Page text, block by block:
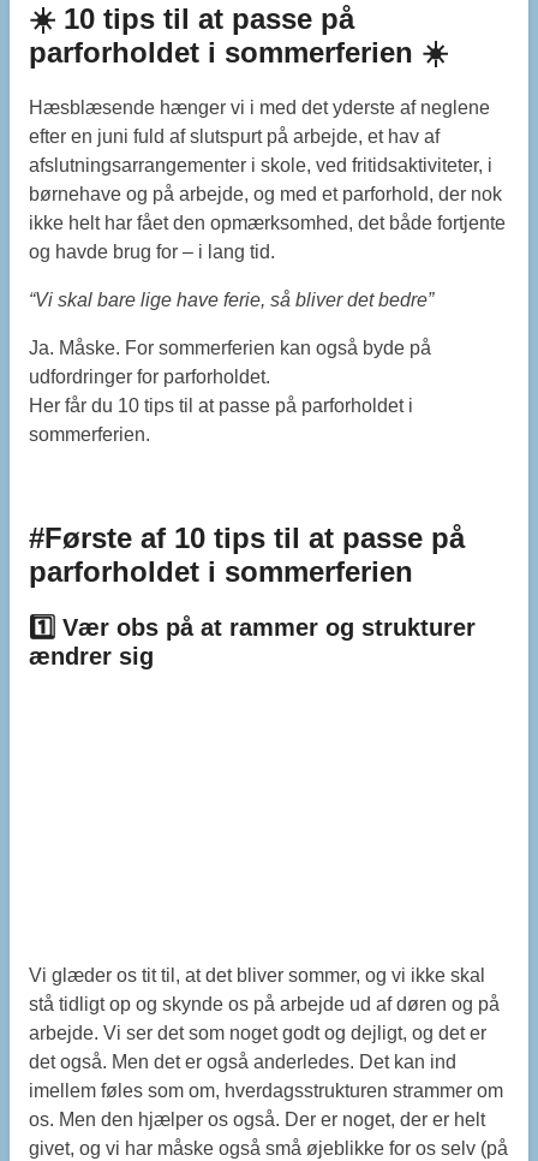
☀️ 10 tips til at passe på
parforholdet i sommerferien ☀️
Hæsblæsende hænger vi i med det yderste af neglene
efter en juni fuld af slutspurt på arbejde, et hav af
afslutningsarrangementer i skole, ved fritidsaktiviteter, i
børnehave og på arbejde, og med et parforhold, der nok
ikke helt har fået den opmærksomhed, det både fortjente
og havde brug for – i lang tid.
“Vi skal bare lige have ferie, så bliver det bedre”
Ja. Måske. For sommerferien kan også byde på
udfordringer for parforholdet.
Her får du 10 tips til at passe på parforholdet i
sommerferien.
#Første af 10 tips til at passe på
parforholdet i sommerferien
1️⃣ Vær obs på at rammer og strukturer
ændrer sig
Vi glæder os tit til, at det bliver sommer, og vi ikke skal
stå tidligt op og skynde os på arbejde ud af døren og på
arbejde. Vi ser det som noget godt og dejligt, og det er
det også. Men det er også anderledes. Det kan ind
imellem føles som om, hverdagsstrukturen strammer om
os. Men den hjælper os også. Der er noget, der er helt
givet, og vi har måske også små øjeblikke for os selv (på